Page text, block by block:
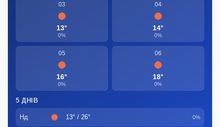
03
13°
0%
04
14°
0%
05
16°
0%
06
18°
0%
5 ДНІВ
Нд 13° / 26° 0%